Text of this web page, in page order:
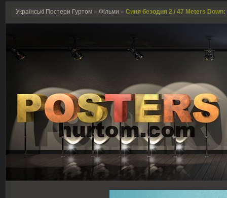
Українські Постери Гуртом » Фільми » Синя безодня 2 / 47 Meters